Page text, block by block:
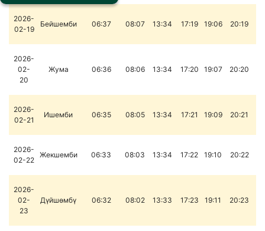
2026-
02-19
Бейшемби 06:37 08:07 13:34 17:19 19:06 20:19
2026-
02-
20
Жума 06:36 08:06 13:34 17:20 19:07 20:20
2026-
02-21
Ишемби 06:35 08:05 13:34 17:21 19:09 20:21
2026-
02-22
Жекшемби 06:33 08:03 13:34 17:22 19:10 20:22
2026-
02-
23
Дүйшөмбү 06:32 08:02 13:33 17:23 19:11 20:23